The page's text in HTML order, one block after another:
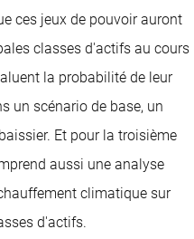
ces jeux de pouvoir auront
classes d'actifs au cours
la probabilité de leur
un scénario de base, un
Et pour la troisième
aussi une analyse
climatique sur
d'actifs.